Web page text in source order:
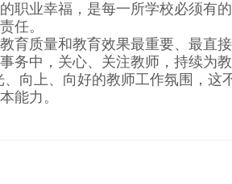
职业幸福，是每一所学校必须有
任。
质量和教育效果最重要、最直接
务中，关心、关注教师，持续为
向上、向好的教师工作氛围，这
能力。